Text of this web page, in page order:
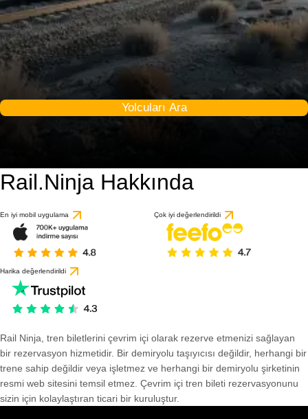
Yolcuları Ara
Rail.Ninja Hakkında
En iyi mobil uygulama Çok iyi değerlendirildi
Harika değerlendirildi
Rail Ninja, tren biletlerini çevrim içi olarak rezerve etmenizi sağlayan
bir rezervasyon hizmetidir. Bir demiryolu taşıyıcısı değildir, herhangi bir
trene sahip değildir veya işletmez ve herhangi bir demiryolu şirketinin
resmi web sitesini temsil etmez. Çevrim içi tren bileti rezervasyonunu
sizin için kolaylaştıran ticari bir kuruluştur.